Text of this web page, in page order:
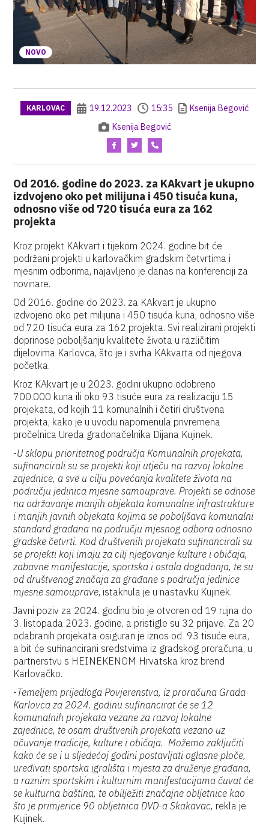
NOVO
KARLOVAC 19.12.2023 15:35
Ksenija Begović
Ksenija Begović
Od 2016. godine do 2023. za KAkvart je ukupno
izdvojeno oko pet milijuna i 450 tisuća kuna,
odnosno više od 720 tisuća eura za 162
projekta
Kroz projekt KAkvart i tijekom 2024. godine bit će
podržani projekti u karlovačkim gradskim četvrtima i
mjesnim odborima, najavljeno je danas na konferenciji za
novinare.
Od 2016. godine do 2023. za KAkvart je ukupno
izdvojeno oko pet milijuna i 450 tisuća kuna, odnosno više
od 720 tisuća eura za 162 projekta. Svi realizirani projekti
doprinose poboljšanju kvalitete života u različitim
dijelovima Karlovca, što je i svrha KAkvarta od njegova
početka.
Kroz KAkvart je u 2023. godini ukupno odobreno
700.000 kuna ili oko 93 tisuće eura za realizaciju 15
projekata, od kojih 11 komunalnih i četiri društvena
projekta, kako je u uvodu napomenula privremena
pročelnica Ureda gradonačelnika Dijana Kujinek.
-U sklopu prioritetnog područja Komunalnih projekata,
sufinancirali su se projekti koji utječu na razvoj lokalne
zajednice, a sve u cilju povećanja kvalitete života na
području jedinica mjesne samouprave. Projekti se odnose
na održavanje manjih objekata komunalne infrastrukture
i manjih javnih objekata kojima se poboljšava komunalni
standard građana na području mjesnog odbora odnosno
gradske četvrti. Kod društvenih projekata sufinancirali su
se projekti koji imaju za cilj njegovanje kulture i običaja,
zabavne manifestacije, sportska i ostala događanja, te su
od društvenog značaja za građane s područja jedinice
mjesne samouprave, istaknula je u nastavku Kujinek.
Javni poziv za 2024. godinu bio je otvoren od 19 rujna do
3. listopada 2023. godine, a pristigle su 32 prijave. Za 20
odabranih projekata osiguran je iznos od 93 tisuće eura,
a bit će sufinancirani sredstvima iz gradskog proračuna, u
partnerstvu s HEINEKENOM Hrvatska kroz brend
Karlovačko.
-Temeljem prijedloga Povjerenstva, iz proračuna Grada
Karlovca za 2024. godinu sufinancirat će se 12
komunalnih projekata vezane za razvoj lokalne
zajednice, te osam društvenih projekata vezano uz
očuvanje tradicije, kulture i običaja. Možemo zaključiti
kako će se i u sljedećoj godini postavljati oglasne ploče,
uređivati sportska igrališta i mjesta za druženje građana,
a raznim sportskim i kulturnim manifestacijama čuvat će
se kulturna baština, te obilježiti značajne obljetnice kao
što je primjerice 90 obljetnica DVD-a Skakavac, rekla je
Kujinek.